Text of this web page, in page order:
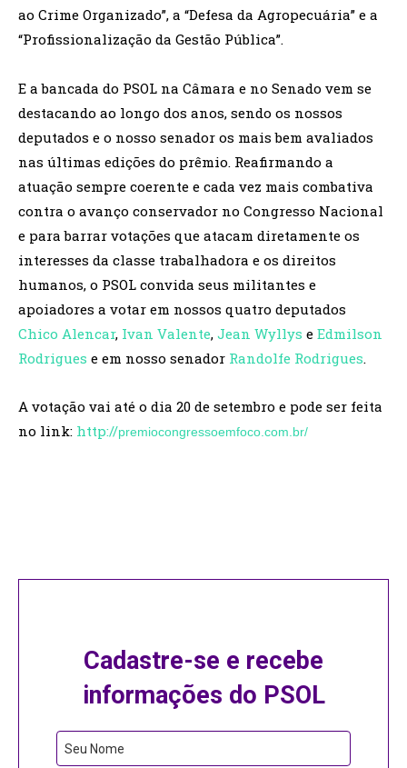
ao Crime Organizado”, a “Defesa da Agropecuária” e a
“Profissionalização da Gestão Pública”.
E a bancada do PSOL na Câmara e no Senado vem se
destacando ao longo dos anos, sendo os nossos
deputados e o nosso senador os mais bem avaliados
nas últimas edições do prêmio. Reafirmando a
atuação sempre coerente e cada vez mais combativa
contra o avanço conservador no Congresso Nacional
e para barrar votações que atacam diretamente os
interesses da classe trabalhadora e os direitos
humanos, o PSOL convida seus militantes e
apoiadores a votar em nossos quatro deputados
Chico Alencar, Ivan Valente, Jean Wyllys e Edmilson
Rodrigues e em nosso senador Randolfe Rodrigues.
A votação vai até o dia 20 de setembro e pode ser feita
no link: http://premiocongressoemfoco.com.br/
Cadastre-se e recebe
informações do PSOL
Your
Website
Seu Nome